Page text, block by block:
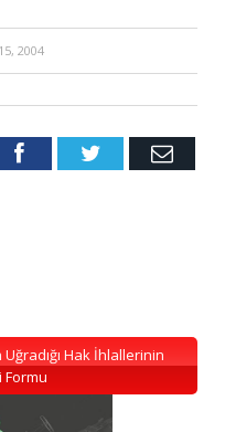
2004
FacebookTwitter Email
Hak İhlallerinin
Formu